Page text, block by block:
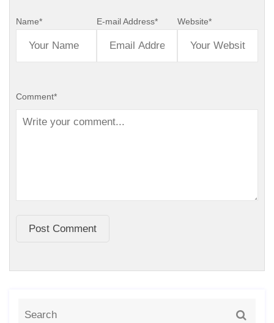
Name* E-mail Address* Website*
Comment*
Post Comment